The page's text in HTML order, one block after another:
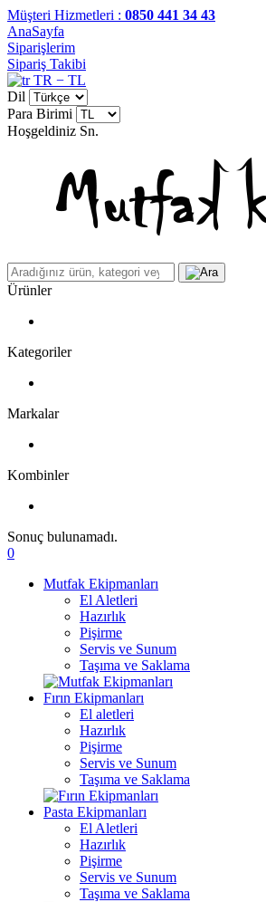
Müşteri Hizmetleri : 0850 441 34 43
AnaSayfa
Siparişlerim
Sipariş Takibi
TR − TL
Dil
Para Birimi
Hoşgeldiniz Sn.
Ürünler
Kategoriler
Markalar
Kombinler
Sonuç bulunamadı.
0
Mutfak Ekipmanları
El Aletleri
Hazırlık
Pişirme
Servis ve Sunum
Taşıma ve Saklama
Fırın Ekipmanları
El aletleri
Hazırlık
Pişirme
Servis ve Sunum
Taşıma ve Saklama
Pasta Ekipmanları
El Aletleri
Hazırlık
Pişirme
Servis ve Sunum
Taşıma ve Saklama